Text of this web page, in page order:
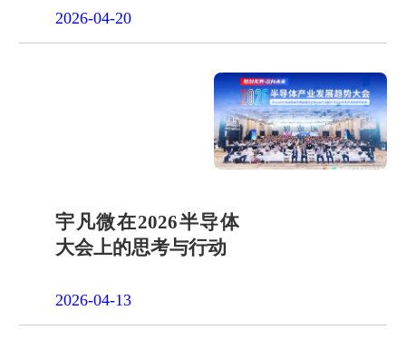
2026-04-20
宇凡微在2026半导体
大会上的思考与行动
2026-04-13